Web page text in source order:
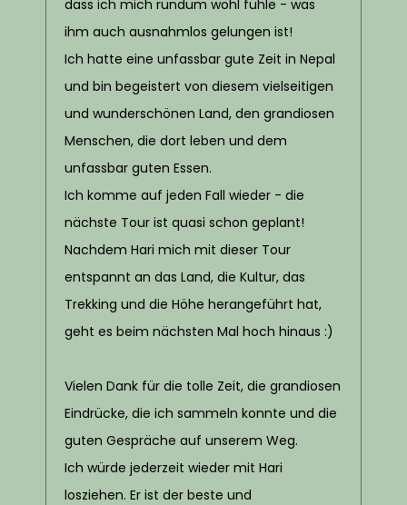
dass ich mich rundum wohl fühle - was
ihm auch ausnahmlos gelungen ist!
Ich hatte eine unfassbar gute Zeit in Nepal
und bin begeistert von diesem vielseitigen
und wunderschönen Land, den grandiosen
Menschen, die dort leben und dem
unfassbar guten Essen.
Ich komme auf jeden Fall wieder - die
nächste Tour ist quasi schon geplant!
Nachdem Hari mich mit dieser Tour
entspannt an das Land, die Kultur, das
Trekking und die Höhe herangeführt hat,
geht es beim nächsten Mal hoch hinaus :)
Vielen Dank für die tolle Zeit, die grandiosen
Eindrücke, die ich sammeln konnte und die
guten Gespräche auf unserem Weg.
Ich würde jederzeit wieder mit Hari
losziehen. Er ist der beste und